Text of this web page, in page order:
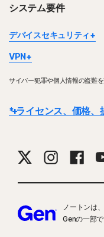
システム要件
デバイスセキュリティ
デバイスやプラットフォ
ノートン ファミリー (保
Windowsのサポートに
れていません。
Microsoft
一部の保護
VPN
ノートン VPNは、
およびElite）／ARMチッ
住まいの地域の法律を確
Microsoft
Microsoft
Microsoft
サイバー犯罪や個人情報の盗難
* ライセンス、価格、
契約には、当社 の販売条件
れます。体験版の場合、
す。お客様が前もってキ
更新:請求が発生する前に
ノートンは
Genの一部で